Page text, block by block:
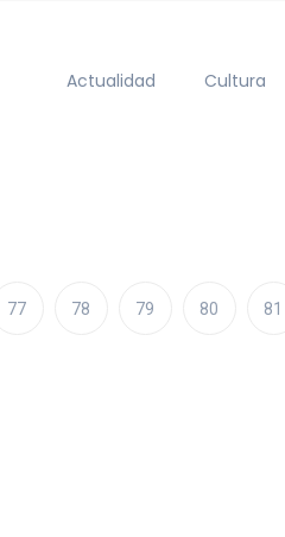
Actualidad Cultura
77 78 79 80 81